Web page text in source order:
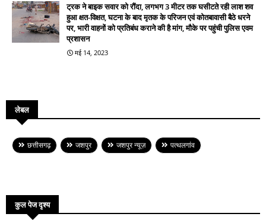
ट्रक ने बाइक सवार को रौंदा, लगभग 3 मीटर तक घसीटते रही लाश शव
हुआ क्षत-विक्षत, घटना के बाद मृतक के परिजन एवं कोतबावासी बैठे धरने
पर, भारी वाहनों को प्रतिबंध कराने की है मांग, मौके पर पहुंची पुलिस एवम
प्रशासन
मई 14, 2023
लेबल
छत्तीसगढ़ जशपुर जशपुर न्यूज़ पत्थलगांव
कुल पेज दृश्य